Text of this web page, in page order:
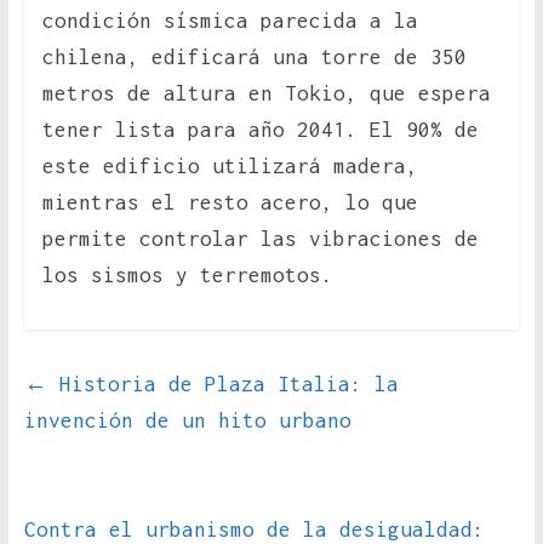
condición sísmica parecida a la
chilena, edificará una torre de 350
metros de altura en Tokio, que espera
tener lista para año 2041. El 90% de
este edificio utilizará madera,
mientras el resto acero, lo que
permite controlar las vibraciones de
los sismos y terremotos.
←
Historia de Plaza Italia: la
invención de un hito urbano
Contra el urbanismo de la desigualdad: